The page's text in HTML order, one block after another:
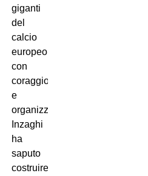
giganti
del
calcio
europeo
con
coraggio
e
organizzazione.
Inzaghi
ha
saputo
costruire